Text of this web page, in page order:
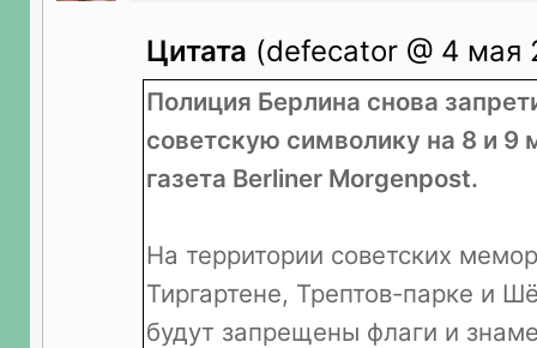
Цитата (defecator @ 4 мая
Полиция Берлина снова
советскую символику на 8 и 9
газета Berliner Morgenpost.
На территории советских
Тиргартене, Трептов-парке и
будут запрещены флаги и